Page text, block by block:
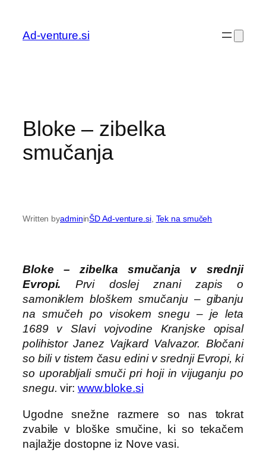
vsebino
Ad-venture.si
Bloke – zibelka
smučanja
Written byadmininŠD Ad-venture.si, Tek na smučeh
Bloke – zibelka smučanja v srednji
Evropi. Prvi doslej znani zapis o
samoniklem bloškem smučanju – gibanju
na smučeh po visokem snegu – je leta
1689 v Slavi vojvodine Kranjske opisal
polihistor Janez Vajkard Valvazor. Bločani
so bili v tistem času edini v srednji Evropi, ki
so uporabljali smuči pri hoji in vijuganju po
snegu.vir: www.bloke.si
Ugodne snežne razmere so nas tokrat
zvabile v bloške smučine, ki so tekačem
najlažje dostopne iz Nove vasi.